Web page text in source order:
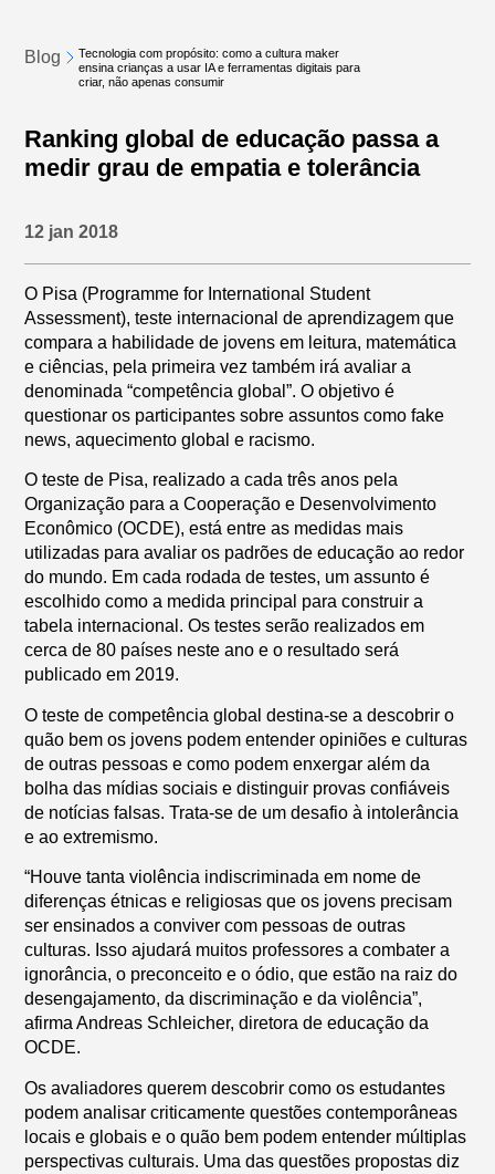
Blog
Tecnologia com propósito: como a cultura maker
ensina crianças a usar IA e ferramentas digitais para
criar, não apenas consumir
Ranking global de educação passa a
medir grau de empatia e tolerância
12 jan 2018
O Pisa (Programme for International Student
Assessment), teste internacional de aprendizagem que
compara a habilidade de jovens em leitura, matemática
e ciências, pela primeira vez também irá avaliar a
denominada “competência global”. O objetivo é
questionar os participantes sobre assuntos como fake
news, aquecimento global e racismo.
O teste de Pisa, realizado a cada três anos pela
Organização para a Cooperação e Desenvolvimento
Econômico (OCDE), está entre as medidas mais
utilizadas para avaliar os padrões de educação ao redor
do mundo. Em cada rodada de testes, um assunto é
escolhido como a medida principal para construir a
tabela internacional. Os testes serão realizados em
cerca de 80 países neste ano e o resultado será
publicado em 2019.
O teste de competência global destina-se a descobrir o
quão bem os jovens podem entender opiniões e culturas
de outras pessoas e como podem enxergar além da
bolha das mídias sociais e distinguir provas confiáveis
de notícias falsas. Trata-se de um desafio à intolerância
e ao extremismo.
“Houve tanta violência indiscriminada em nome de
diferenças étnicas e religiosas que os jovens precisam
ser ensinados a conviver com pessoas de outras
culturas. Isso ajudará muitos professores a combater a
ignorância, o preconceito e o ódio, que estão na raiz do
desengajamento, da discriminação e da violência”,
afirma Andreas Schleicher, diretora de educação da
OCDE.
Os avaliadores querem descobrir como os estudantes
podem analisar criticamente questões contemporâneas
locais e globais e o quão bem podem entender múltiplas
perspectivas culturais. Uma das questões propostas diz